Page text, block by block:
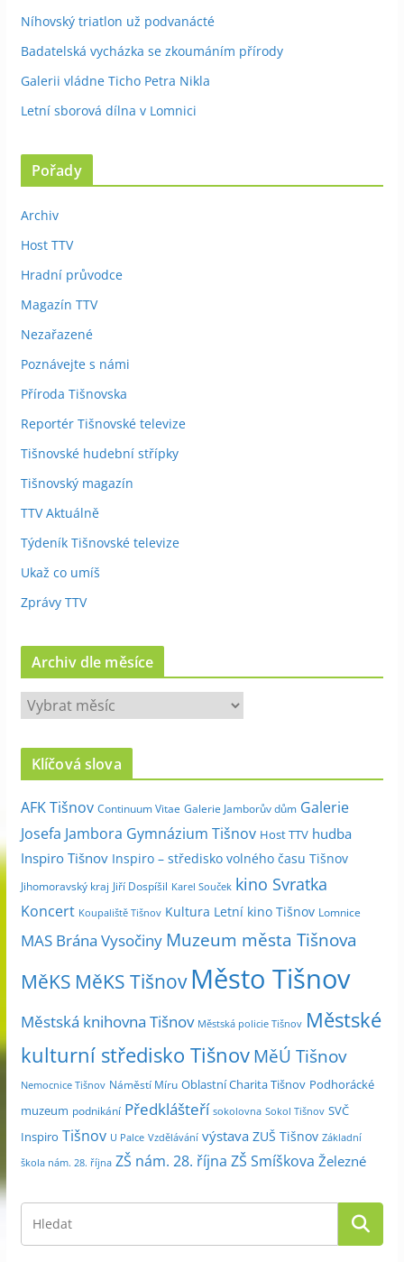
Níhovský triatlon už podvanácté
Badatelská vycházka se zkoumáním přírody
Galerii vládne Ticho Petra Nikla
Letní sborová dílna v Lomnici
Pořady
Archiv
Host TTV
Hradní průvodce
Magazín TTV
Nezařazené
Poznávejte s námi
Příroda Tišnovska
Reportér Tišnovské televize
Tišnovské hudební střípky
Tišnovský magazín
TTV Aktuálně
Týdeník Tišnovské televize
Ukaž co umíš
Zprávy TTV
Archiv dle měsíce
A
c
v
d
l
e
m
s
í
e
Klíčová slova
AFK Tišnov Continuum Vitae Galerie Jamborův dům Galerie
Josefa Jambora Gymnázium Tišnov Host TTV hudba
Inspiro Tišnov Inspiro – středisko volného času Tišnov
Jihomoravský kraj Jiří Dospíšil Karel Souček kino Svratka
Koncert Koupaliště Tišnov Kultura Letní kino Tišnov Lomnice
MAS Brána Vysočiny Muzeum města Tišnova
MěKS MěKS Tišnov Město Tišnov
Městská knihovna Tišnov Městská policie Tišnov Městské
kulturní středisko Tišnov MěÚ Tišnov
Nemocnice Tišnov Náměstí Míru Oblastní Charita Tišnov Podhorácké
muzeum podnikání Předklášteří sokolovna Sokol Tišnov SVČ
Inspiro Tišnov U Palce Vzdělávání výstava ZUŠ Tišnov Základní
škola nám. 28. října ZŠ nám. 28. října ZŠ Smíškova Železné